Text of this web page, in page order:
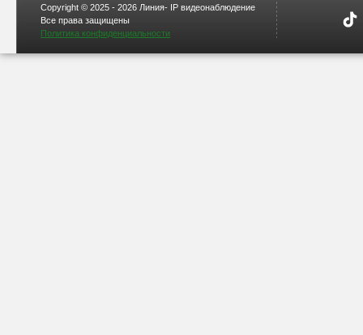
Copyright © 2025 - 2026 Линия- IP видеонаблюдение
Все права защищены
Политика конфиденциальности